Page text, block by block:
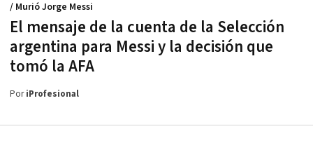
El mensaje de la cuenta de la Selección
argentina para Messi y la decisión que
tomó la AFA
/ Murió Jorge Messi
PoriProfesional